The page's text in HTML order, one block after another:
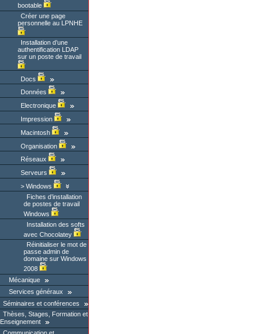
bootable
Créer une page
personnelle au LPNHE
Installation d’une
authentification LDAP
sur un poste de travail
Docs
Données
Electronique
Impression
Macintosh
Organisation
Réseaux
Serveurs
Windows
Fiches d’installation
de postes de travail
Windows
Installation des softs
avec Chocolatey
Réinitialiser le mot de
passe admin de
domaine sur Windows
2008
Mécanique
Services généraux
Séminaires et conférences
Thèses, Stages, Formation et
Enseignement